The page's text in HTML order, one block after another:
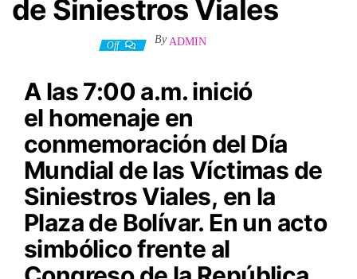
de Siniestros Viales
Off By ADMIN
A las 7:00 a.m. inició
el homenaje en
conmemoración del Día
Mundial de las Víctimas de
Siniestros Viales, en la
Plaza de Bolívar. En un acto
simbólico frente al